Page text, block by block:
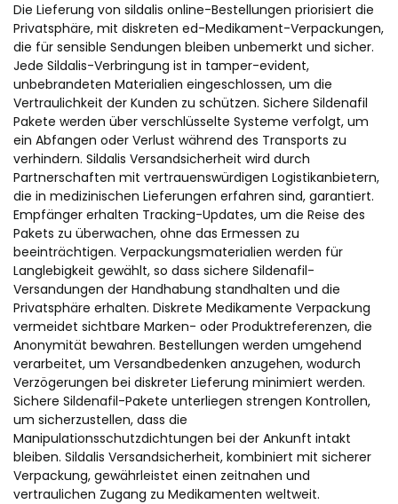
Die Lieferung von sildalis online-Bestellungen priorisiert die
Privatsphäre, mit diskreten ed-Medikament-Verpackungen,
die für sensible Sendungen bleiben unbemerkt und sicher.
Jede Sildalis-Verbringung ist in tamper-evident,
unbebrandeten Materialien eingeschlossen, um die
Vertraulichkeit der Kunden zu schützen. Sichere Sildenafil
Pakete werden über verschlüsselte Systeme verfolgt, um
ein Abfangen oder Verlust während des Transports zu
verhindern. Sildalis Versandsicherheit wird durch
Partnerschaften mit vertrauenswürdigen Logistikanbietern,
die in medizinischen Lieferungen erfahren sind, garantiert.
Empfänger erhalten Tracking-Updates, um die Reise des
Pakets zu überwachen, ohne das Ermessen zu
beeinträchtigen. Verpackungsmaterialien werden für
Langlebigkeit gewählt, so dass sichere Sildenafil-
Versandungen der Handhabung standhalten und die
Privatsphäre erhalten. Diskrete Medikamente Verpackung
vermeidet sichtbare Marken- oder Produktreferenzen, die
Anonymität bewahren. Bestellungen werden umgehend
verarbeitet, um Versandbedenken anzugehen, wodurch
Verzögerungen bei diskreter Lieferung minimiert werden.
Sichere Sildenafil-Pakete unterliegen strengen Kontrollen,
um sicherzustellen, dass die
Manipulationsschutzdichtungen bei der Ankunft intakt
bleiben. Sildalis Versandsicherheit, kombiniert mit sicherer
Verpackung, gewährleistet einen zeitnahen und
vertraulichen Zugang zu Medikamenten weltweit.